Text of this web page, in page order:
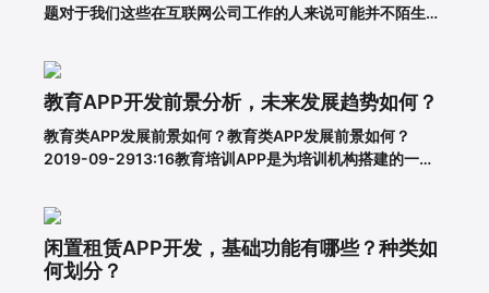
题对于我们这些在互联网公司工作的人来说可能并不陌生，
了。其实，APP开发的流程并不复杂，接下来就带大家一起
看一下一套完整的APP开发流程包含哪些步骤。一、基本功
能需求阶段0
教育APP开发前景分析，未来发展趋势如何？
教育类APP发展前景如何？教育类APP发展前景如何？
2019-09-2913:16教育培训APP是为培训机构搭建的一个
的来了吗？据调查，截至2018年6月，我国网民规模达8.02
亿，普及率57.7%。其中，手机网民规模已达7.8
闲置租赁APP开发，基础功能有哪些？种类如
何划分？